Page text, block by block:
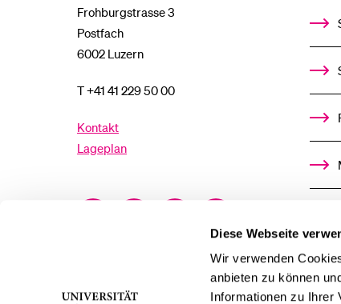
Diese Webseite
Wir verwenden
anbieten zu können
Informationen zu Ihrer
Frohburgstrasse 3
Postfach
6002 Luzern
T +41 41 229 50 00
Kontakt
Lageplan